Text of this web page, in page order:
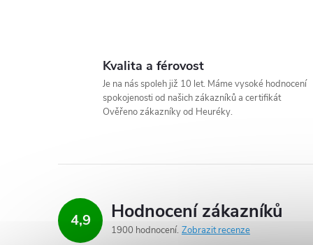
a
c
í
Kvalita a férovost
Je na nás spoleh již 10 let. Máme vysoké hodnocení
spokojenosti od našich zákazníků a certifikát
Ověřeno zákazníky od Heuréky.
4,9 Hodnocení zákazníků
1900 hodnocení Zobrazit recenze